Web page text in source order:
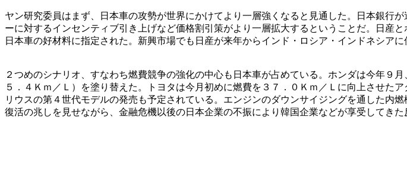
ヤン研究委員はまず、日本車の攻勢が世界にかけてより一層強くなると見通した。日本銀行
ーに対するインセンティブ引き上げなど価格割引策がより一層拡大するということだ。日産
日本車の好材料に指定された。新興市場でも日産が来年からインド・ロシア・インドネシア
２つめのシナリオ、すなわち燃費競争の強化の中心も日本車が占めている。ホンダは今年９
５．４Ｋｍ／Ｌ）を塗り替えた。トヨタは今月初めに燃費を３７．０Ｋｍ／Ｌに向上させた
リウスの第４世代モデルの発売も予定されている。エンジンのダウンサイジングを通した内
復活の兆しを見せながら、金融危機以後の日本企業の不振により韓国企業などが享受してき